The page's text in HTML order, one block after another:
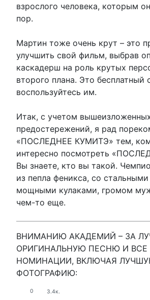
взрослого человека, которым
пор.
Мартин тоже очень крут – это
улучшить свой фильм, выбрав
каскадерш на роль крутых
второго плана. Это бесплатный
воспользуйтесь им.
Итак, с учетом
предостережений, я рад
«ПОСЛЕДНЕЕ КУМИТЭ» тем,
интересно посмотреть
Вы знаете, кто вы такой.
из пепла феникса, со стальными
мощными кулаками, громом
чем-то еще.
ВНИМАНИЮ АКАДЕМИЙ – ЗА
ОРИГИНАЛЬНУЮ ПЕСНЮ И ВСЕ
НОМИНАЦИИ, ВКЛЮЧАЯ
ФОТОГРАФИЮ:
0 3.4к.